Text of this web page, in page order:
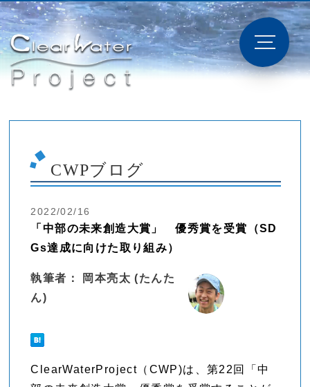
CWPブログ
2022/02/16
「中部の未来創造大賞」 優秀賞を受賞（SD
Gs達成に向けた取り組み）
執筆者： 岡本亮太 (たんた
ん)
ClearWaterProject（CWP)は、第22回「中